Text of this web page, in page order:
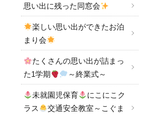
思い出に残った同窓会
楽しい思い出ができたお泊
まり会
たくさんの思い出が詰まっ
た1学期
～終業式～
未就園児保育
にこにこク
ラス
交通安全教室～こぐま